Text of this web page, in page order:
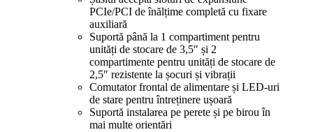
PCIe/PCI de înălțime completă cu fixare
auxiliară
Suportă până la 1 compartiment pentru
unități de stocare de 3,5″ și 2
compartimente pentru unități de stocare de
2,5″ rezistente la șocuri și vibrații
Comutator frontal de alimentare și LED-uri
de stare pentru întreținere ușoară
Suportă instalarea pe perete și pe birou în
mai multe orientări